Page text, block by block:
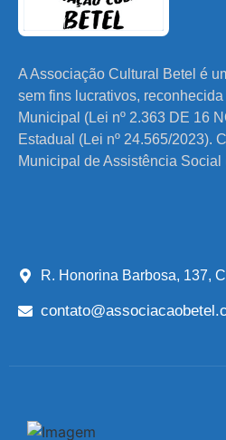
A Associação Cultural Betel é
sem fins lucrativos,
Municipal (Lei nº 2.363 DE 16
Estadual (Lei nº 24.565/2023).
Municipal de Assistência Social
R. Honorina Barbosa, 137,